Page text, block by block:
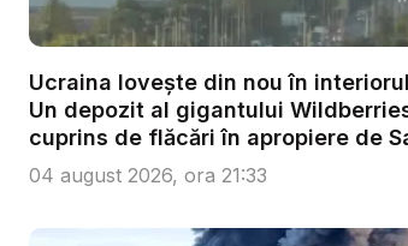
Ucraina lovește din nou în
Un depozit al gigantului
cuprins de flăcări în apropiere de
04 august 2026, ora 21:33